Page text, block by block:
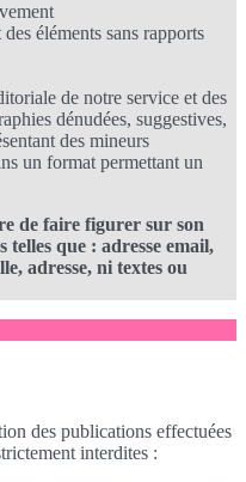
éléments sans rapports
de notre service et des
dénudées, suggestives,
des mineurs
un format permettant un
de faire figurer sur son
que : adresse email,
adresse, ni textes ou
des publications effectuées
interdites :